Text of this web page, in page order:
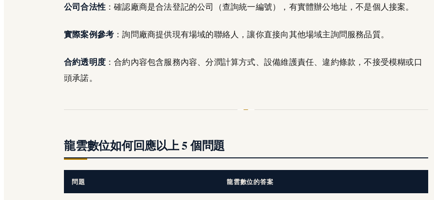
公司合法性 ：確認廠商是合法登記的公司（查詢統一編號），有實體辦公地址，不是個人接案。
實際案例參考 ：詢問廠商提供現有場域的聯絡人，讓你直接向其他場域主詢問服務品質。
合約透明度 ：合約內容包含服務內容、分潤計算方式、設備維護責任、違約條款，不接受模糊或口
頭承諾。
龍雲數位如何回應以上 5 個問題
問題 龍雲數位的答案